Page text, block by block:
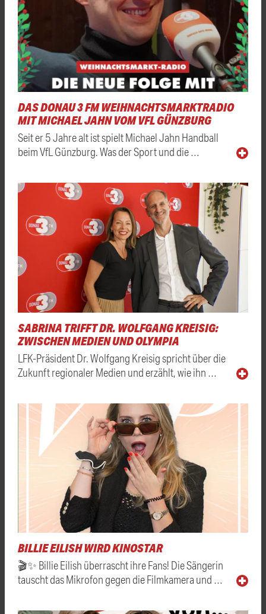
DAS DONAU 3 FM WEIHNACHTSMARKTRADIO
MIT MICHAEL JAHN VOM VFL GÜNZBURG
Seit er 5 Jahre alt ist spielt Michael Jahn Handball
beim VfL Günzburg. Was der Sport und die …
SABRINA TRIFFT DR. WOLFGANG KREISIG:
ZWISCHEN MEDIEN UND OLYMPIA
LFK-Präsident Dr. Wolfgang Kreisig spricht über die
Zukunft regionaler Medien und erzählt, wie ihn …
BILLIE EILISH WIRD KINOSTAR
🎬✨ Billie Eilish überrascht ihre Fans! Die Sängerin
tauscht das Mikrofon gegen die Filmkamera und …